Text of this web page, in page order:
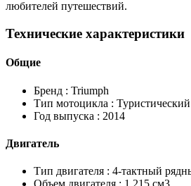
любителей путешествий.
Технические характеристики
Общие
Бренд : Triumph
Тип мотоцикла : Туристический
Год выпуска : 2014
Двигатель
Тип двигателя : 4-тактный
Объем двигателя : 1 215 см3